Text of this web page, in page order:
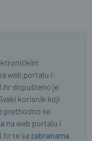
web portalu i
dopušteno je
korisnik koji
prethodno se
na web portalu i
te sa zabranama